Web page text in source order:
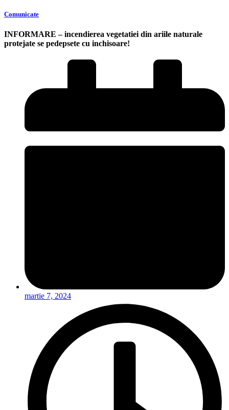
Comunicate
INFORMARE – incendierea vegetatiei din ariile naturale
protejate se pedepsete cu inchisoare!
martie 7, 2024